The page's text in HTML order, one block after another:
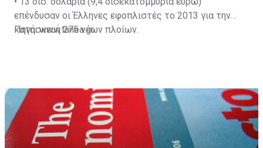
επένδυσαν οι Έλληνες εφοπλιστές το 2013 για την
κατασκευή 275 νέων πλοίων.
Πηγή: www.tanea.gr